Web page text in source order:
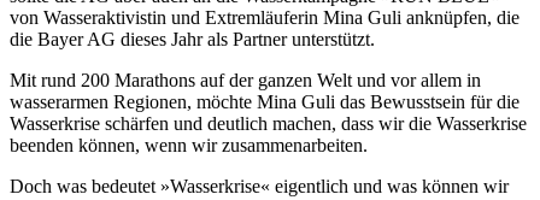
von Wasseraktivistin und Extremläuferin Mina Guli anknüpfen, die
die Bayer AG dieses Jahr als Partner unterstützt.
Mit rund 200 Marathons auf der ganzen Welt und vor allem in
wasserarmen Regionen, möchte Mina Guli das Bewusstsein für die
Wasserkrise schärfen und deutlich machen, dass wir die Wasserkrise
beenden können, wenn wir zusammenarbeiten.
Doch was bedeutet »Wasserkrise« eigentlich und was können wir